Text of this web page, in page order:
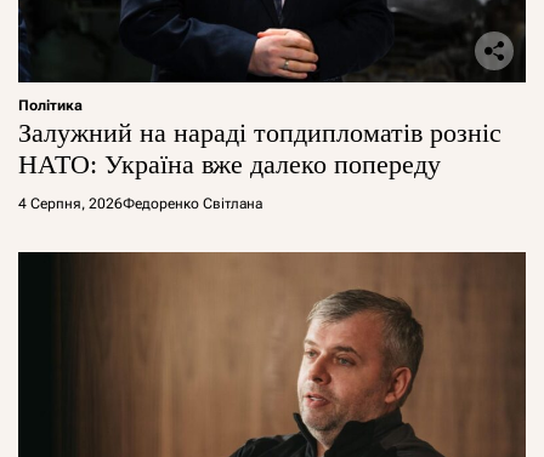
Політика
Залужний на нараді топдипломатів розніс
НАТО: Україна вже далеко попереду
4 Серпня, 2026Федоренко Світлана